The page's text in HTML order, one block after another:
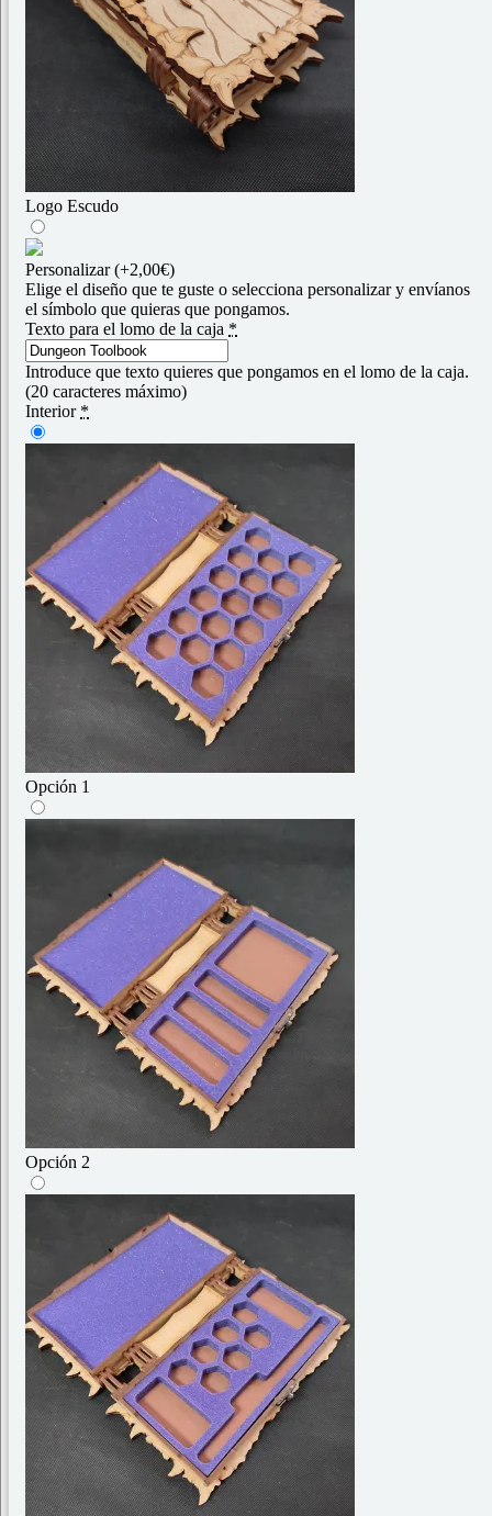
Logo Escudo
Personalizar(+2,00€)
Elige el diseño que te guste o selecciona personalizar y envíanos
el símbolo que quieras que pongamos.
Texto para el lomo de la caja *
Introduce que texto quieres que pongamos en el lomo de la caja.
(20 caracteres máximo)
Interior *
Opción 1
Opción 2